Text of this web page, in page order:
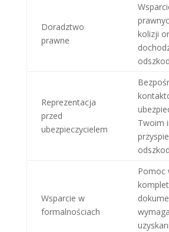
Doradztwo
prawne
kolizji
Reprezentacja
przed
ubezpieczycielem
Twoim
Wsparcie w
formalnościach
Pomoc